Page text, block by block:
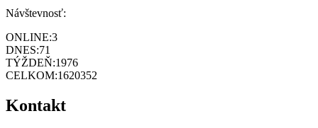
Návštevnosť:
ONLINE:3
DNES:71
TÝŽDEŇ:1976
CELKOM:1620352
Kontakt